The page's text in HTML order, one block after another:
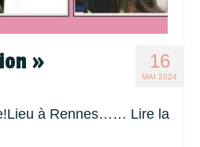
16
MAI 2024
»
à Rennes…… Lire la